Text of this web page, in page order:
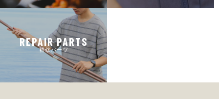
REPAIR PARTS
補修パーツ